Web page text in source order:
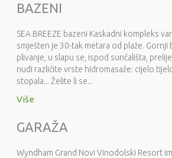
BAZENI
SEA BREEZE bazeni Kaskadni kompleks
smješten je 30-tak metara od plaže. Gornji
plivanje, u slapu se, ispod sunčališta,
nudi različite vrste hidromasaže: cijelo
stopala... Želite li se...
Više
GARAŽA
Wyndham Grand Novi Vinodolski Resort